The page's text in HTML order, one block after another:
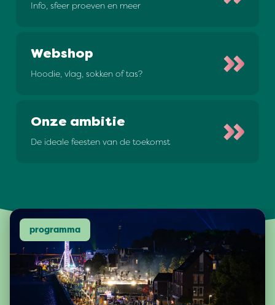
Info, sfeer proeven en meer
Webshop
Hoodie, vlag, sokken of tas?
Onze ambitie
De ideale feesten van de toekomst
programma